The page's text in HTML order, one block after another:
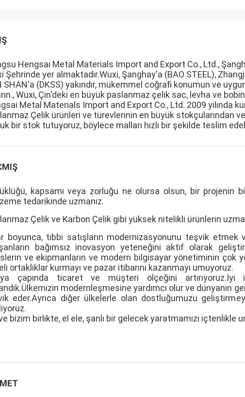
Hengsai Metal Materials Import and Export Co., Ltd.,
Şehrinde yer almaktadır.Wuxi, Şanghay'a (BAO STEEL),
SHAN'a (DKSS) yakındır, mükemmel coğrafi konumun ve
Wuxi, Çin'deki en büyük paslanmaz çelik sac, levha ve
Metal Materials Import and Export Co., Ltd. 2009 yılında
Çelik ürünleri ve türevlerinin en büyük stokçularından
bir stok tutuyoruz, böylece malları hızlı bir şekilde teslim
kapsamı veya zorluğu ne olursa olsun, bir projenin
tedarikinde uzmanız.
Çelik ve Karbon Çelik gibi yüksek nitelikli ürünlerin
boyunca, tıbbi satışların modernizasyonunu teşvik
bağımsız inovasyon yeteneğini aktif olarak
ve ekipmanların ve modern bilgisayar yönetiminin çok
ortaklıklar kurmayı ve pazar itibarını kazanmayı umuyoruz.
çapında ticaret ve müşteri ölçeğini artırıyoruz.İyi
modernleşmesine yardımcı olur ve dünyanın
eder.Ayrıca diğer ülkelerle olan dostluğumuzu
bizim birlikte, el ele, şanlı bir gelecek yaratmamızı içtenlikle